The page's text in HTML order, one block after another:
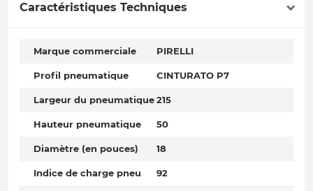
Caractéristiques Techniques
Marque commerciale PIRELLI
Profil pneumatique CINTURATO P7
Largeur du pneumatique215
Hauteur pneumatique 50
Diamètre (en pouces) 18
Indice de charge pneu 92